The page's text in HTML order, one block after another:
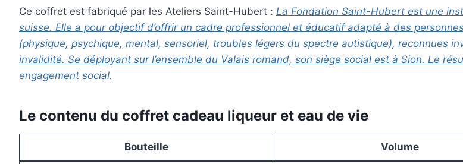
Ce coffret est fabriqué par les Ateliers Saint-Hubert : La Fondation Saint-Hubert est une
suisse. Elle a pour objectif d’offrir un cadre professionnel et éducatif adapté à des
(physique, psychique, mental, sensoriel, troubles légers du spectre autistique), reconnues
invalidité. Se déployant sur l’ensemble du Valais romand, son siège social est à Sion. Le
engagement social.
Le contenu du coffret cadeau liqueur et eau de vie
Bouteille Volume